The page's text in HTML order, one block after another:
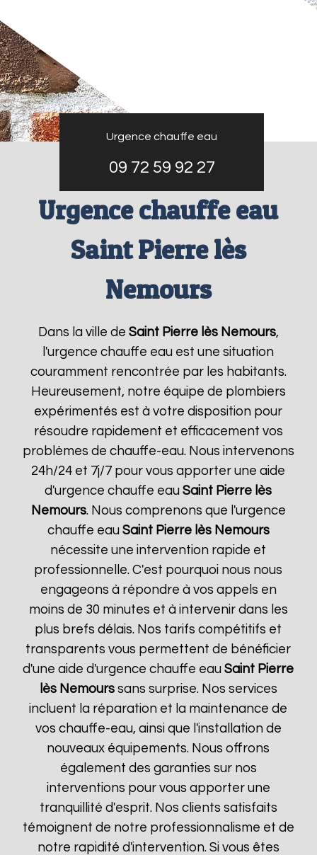
Urgence chauffe eau
09 72 59 92 27
Urgence chauffe eau
Saint Pierre lès
Nemours
Dans la ville de Saint Pierre lès Nemours,
l'urgence chauffe eau est une situation
couramment rencontrée par les habitants.
Heureusement, notre équipe de plombiers
expérimentés est à votre disposition pour
résoudre rapidement et efficacement vos
problèmes de chauffe-eau. Nous intervenons
24h/24 et 7j/7 pour vous apporter une aide
d'urgence chauffe eauSaint Pierre lès
Nemours. Nous comprenons que l'urgence
chauffe eau Saint Pierre lès Nemours
nécessite une intervention rapide et
professionnelle. C'est pourquoi nous nous
engageons à répondre à vos appels en
moins de 30 minutes et à intervenir dans les
plus brefs délais. Nos tarifs compétitifs et
transparents vous permettent de bénéficier
d'une aide d'urgence chauffe eauSaint Pierre
lès Nemourssans surprise. Nos services
incluent la réparation et la maintenance de
vos chauffe-eau, ainsi que l'installation de
nouveaux équipements. Nous offrons
également des garanties sur nos
interventions pour vous apporter une
tranquillité d'esprit. Nos clients satisfaits
témoignent de notre professionnalisme et de
notre rapidité d'intervention. Si vous êtes